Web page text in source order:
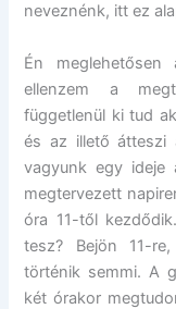
neveznénk, itt ez
Én
ellenzem a
függetlenül ki tud
és az illető átteszi
vagyunk egy
megtervezett
óra 11-től
tesz? Bejön 11-
történik semmi. A
két órakor